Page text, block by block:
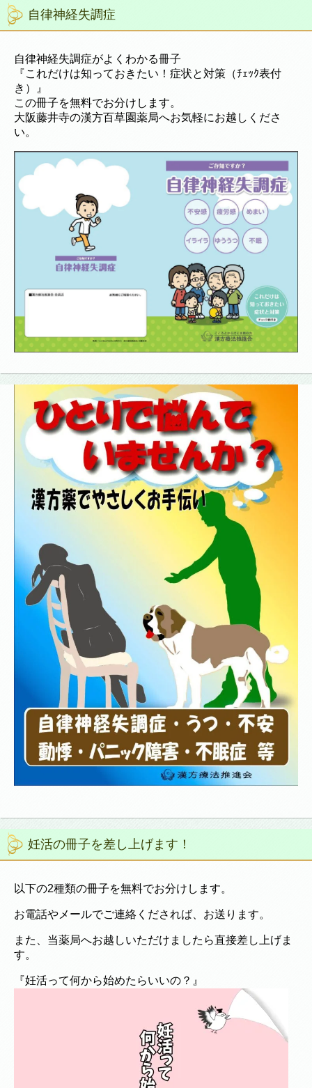
自律神経失調症
自律神経失調症がよくわかる冊子
『これだけは知っておきたい！症状と対策（ﾁｪｯｸ表付
き）』
この冊子を無料でお分けします。
大阪藤井寺の漢方百草園薬局へお気軽にお越しくださ
い。
妊活の冊子を差し上げます！
以下の2種類の冊子を無料でお分けします。
お電話やメールでご連絡くだされば、お送ります。
また、当薬局へお越しいただけましたら直接差し上げま
す。
『妊活って何から始めたらいいの？』